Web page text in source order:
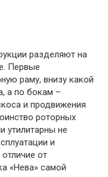
разделяют на
Первые
раму, внизу какой
а по бокам –
и продвижения
роторных
утилитарны не
и
от
«Нева» самой